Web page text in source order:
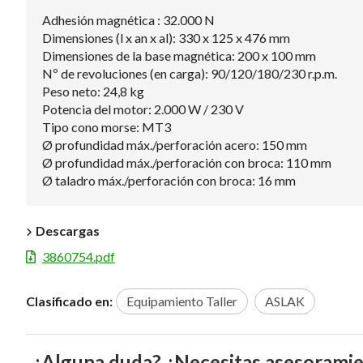
Adhesión magnética : 32.000 N
Dimensiones (l x an x al): 330 x 125 x 476 mm
Dimensiones de la base magnética: 200 x 100 mm
Nº de revoluciones (en carga): 90/120/180/230 r.p.m.
Peso neto: 24,8 kg
Potencia del motor: 2.000 W / 230 V
Tipo cono morse: MT3
Ø profundidad máx./perforación acero: 150 mm
Ø profundidad máx./perforación con broca: 110 mm
Ø taladro máx./perforación con broca: 16 mm
Descargas
3860754.pdf
Clasificado en: Equipamiento Taller ASLAK